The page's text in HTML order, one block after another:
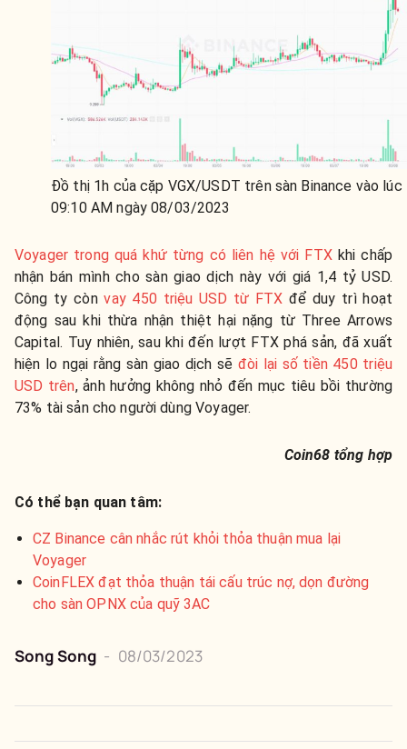
Đồ thị 1h của cặp VGX/USDT trên sàn Binance vào lúc
09:10 AM ngày 08/03/2023
Voyager trong quá khứ từng có liên hệ với FTXkhi chấp
nhận bán mình cho sàn giao dịch này với giá 1,4 tỷ USD.
Công ty cònvay 450 triệu USD từ FTX để duy trì hoạt
động sau khi thừa nhận thiệt hại nặng từ Three Arrows
Capital. Tuy nhiên, sau khi đến lượt FTX phá sản, đã xuất
hiện lo ngại rằng sàn giao dịch sẽ đòi lại số tiền 450 triệu
USD trên, ảnh hưởng không nhỏ đến mục tiêu bồi thường
73% tài sản cho người dùng Voyager.
Coin68 tổng hợp
Có thể bạn quan tâm:
CZ Binance cân nhắc rút khỏi thỏa thuận mua lại
Voyager
CoinFLEX đạt thỏa thuận tái cấu trúc nợ, dọn đường
cho sàn OPNX của quỹ 3AC
Song Song - 08/03/2023